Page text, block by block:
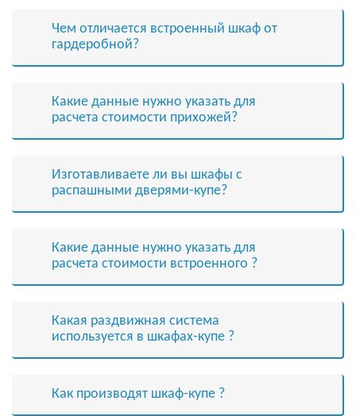
Чем отличается встроенный шкаф от
гардеробной?
Какие данные нужно указать для
расчета стоимости прихожей?
Изготавливаете ли вы шкафы с
распашными дверями-купе?
Какие данные нужно указать для
расчета стоимости встроенного ?
Какая раздвижная система
используется в шкафах-купе ?
Как производят шкаф-купе ?